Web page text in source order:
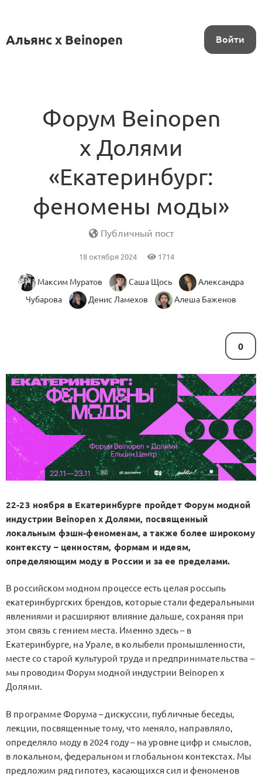
Альянс x Beinopen Войти
Форум Beinopen
х Долями
«Екатеринбург:
феномены моды»
Публичный пост
18 октября 2024 1714
Максим Муратов Саша Щось
Александра
Чубарова
Денис Ламехов Алеша Баженов
0
22-23 ноября в Екатеринбурге пройдет Форум модной
индустрии Beinopen х Долями, посвященный
локальным фэшн-феноменам, а также более широкому
контексту – ценностям, формам и идеям,
определяющим моду в России и за ее пределами.
В российском модном процессе есть целая россыпь
екатеринбургских брендов, которые стали федеральными
явлениями и расширяют влияние дальше, сохраняя при
этом связь с гением места. Именно здесь – в
Екатеринбурге, на Урале, в колыбели промышленности,
месте со старой культурой труда и предпринимательства –
мы проводим Форум модной индустрии Beinopen x
Долями.
В программе Форума – дискуссии, публичные беседы,
лекции, посвященные тому, что меняло, направляло,
определяло моду в 2024 году – на уровне цифр и смыслов,
в локальном, федеральном и глобальном контекстах. Мы
предложим ряд гипотез, касающихся сил и феноменов